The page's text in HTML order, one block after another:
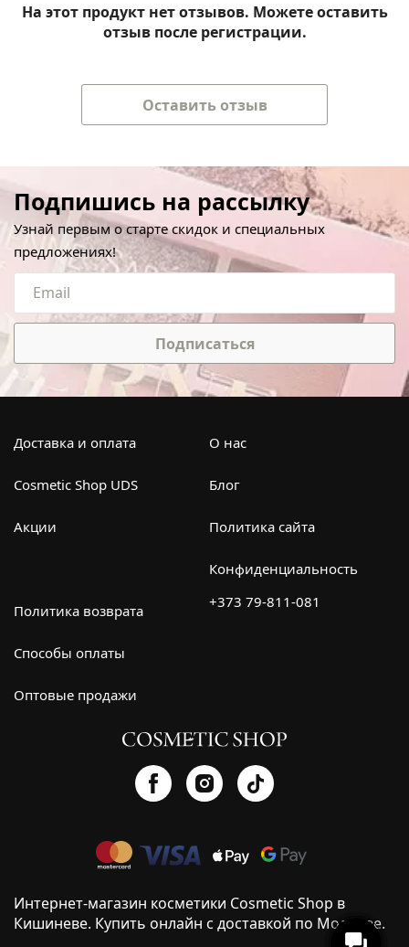
На этот продукт нет отзывов. Можете оставить
отзыв после регистрации.
Оставить отзыв
Подпишись на рассылку
Узнай первым о старте скидок и специальных
предложениях!
Подписаться
Доставка и оплата
Cosmetic Shop UDS
Акции
О нас
Блог
Политика сайта
Конфиденциальность
Политика возврата
Способы оплаты
Оптовые продажи
+373 79-811-081
Интернет-магазин косметики Cosmetic Shop в
Кишиневе. Купить онлайн с доставкой по Молдове.